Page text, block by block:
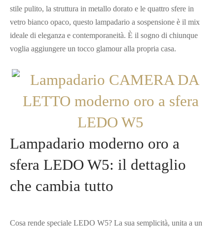
stile pulito, la struttura in metallo dorato e le quattro sfere in
vetro bianco opaco, questo lampadario a sospensione è il mix
ideale di eleganza e contemporaneità. È il sogno di chiunque
voglia aggiungere un tocco glamour alla propria casa.
Lampadario moderno oro a
sfera LEDO W5: il dettaglio
che cambia tutto
Cosa rende speciale LEDO W5? La sua semplicità, unita a un